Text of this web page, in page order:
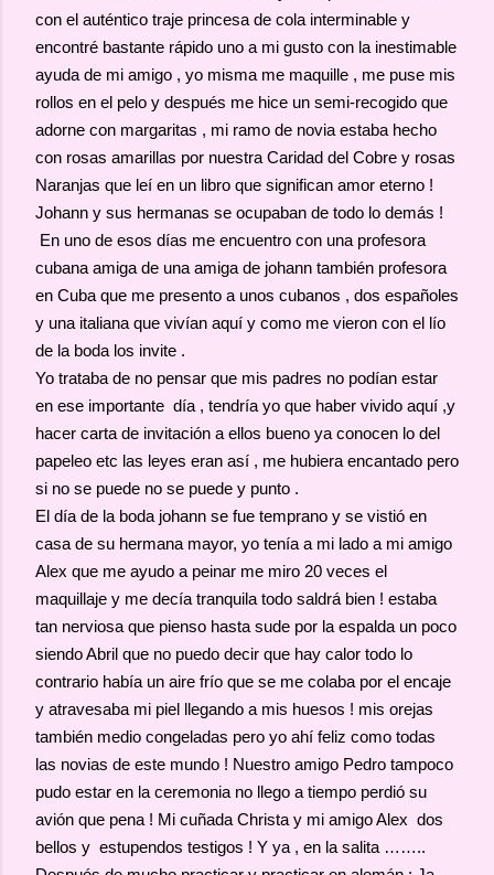
con el auténtico traje princesa de cola interminable y
encontré bastante rápido uno a mi gusto con la inestimable
ayuda de mi amigo , yo misma me maquille , me puse mis
rollos en el pelo y después me hice un semi-recogido que
adorne con margaritas , mi ramo de novia estaba hecho
con rosas amarillas por nuestra Caridad del Cobre y rosas
Naranjas que leí en un libro que significan amor eterno !
Johann y sus hermanas se ocupaban de todo lo demás !
En uno de esos días me encuentro con una profesora
cubana amiga de una amiga de johann también profesora
en Cuba que me presento a unos cubanos , dos españoles
y una italiana que vivían aquí y como me vieron con el lío
de la boda los invite .
Yo trataba de no pensar que mis padres no podían estar
en ese importante día , tendría yo que haber vivido aquí ,y
hacer carta de invitación a ellos bueno ya conocen lo del
papeleo etc las leyes eran así , me hubiera encantado pero
si no se puede no se puede y punto .
El día de la boda johann se fue temprano y se vistió en
casa de su hermana mayor, yo tenía a mi lado a mi amigo
Alex que me ayudo a peinar me miro 20 veces el
maquillaje y me decía tranquila todo saldrá bien ! estaba
tan nerviosa que pienso hasta sude por la espalda un poco
siendo Abril que no puedo decir que hay calor todo lo
contrario había un aire frío que se me colaba por el encaje
y atravesaba mi piel llegando a mis huesos ! mis orejas
también medio congeladas pero yo ahí feliz como todas
las novias de este mundo ! Nuestro amigo Pedro tampoco
pudo estar en la ceremonia no llego a tiempo perdió su
avión que pena ! Mi cuñada Christa y mi amigo Alex dos
bellos y estupendos testigos ! Y ya , en la salita ……..